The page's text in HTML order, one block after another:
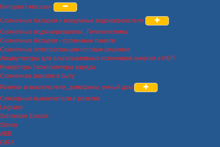
Интернет-магазин
Солнечные батареи и вакуумные водонагреватели
Солнечные водонагреватели , Гелиосистемы
Солнечные батареи - солнечные панели
Солнечные электростанции готовые решения
Аккумуляторы для альтернативных источников энергии и ИБП
Инверторы / контроллеры заряда
Солнечная энергия в быту
Розетки и выключатели, домофоны, умный дом
Сенсорные выключатели и розетки
Legrand
Schneider Electric
Simon
ABB
GIRA